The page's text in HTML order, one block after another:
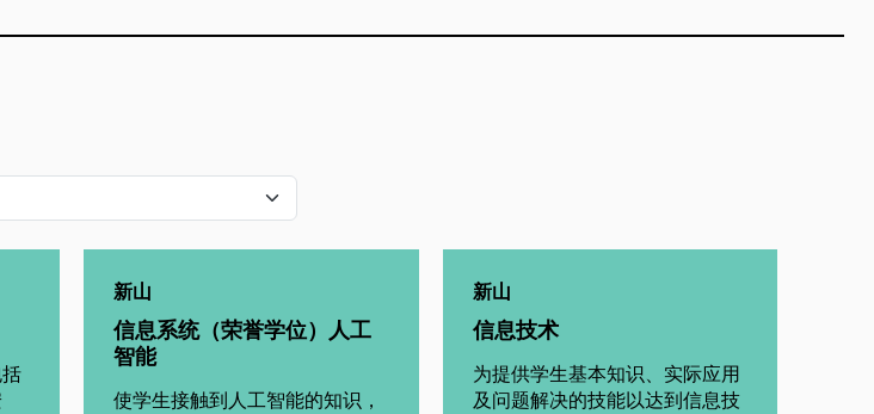
新山
信息系统（荣誉学位）人工
智能
使学生接触到人工智能的知识，
新山
信息技术
为提供学生基本知识、实际应用
及问题解决的技能以达到信息技